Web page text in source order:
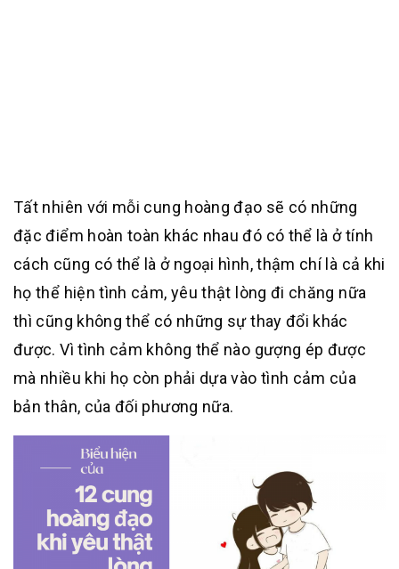
Tất nhiên với mỗi cung hoàng đạo sẽ có những
đặc điểm hoàn toàn khác nhau đó có thể là ở tính
cách cũng có thể là ở ngoại hình, thậm chí là cả khi
họ thể hiện tình cảm, yêu thật lòng đi chăng nữa
thì cũng không thể có những sự thay đổi khác
được. Vì tình cảm không thể nào gượng ép được
mà nhiều khi họ còn phải dựa vào tình cảm của
bản thân, của đối phương nữa.